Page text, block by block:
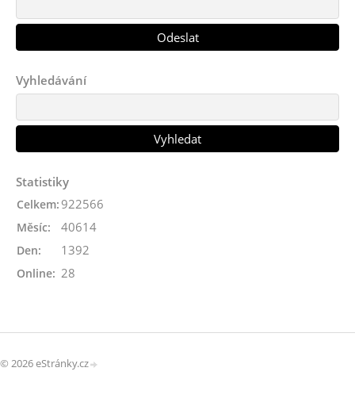
Vyhledávání
Statistiky
Online: 28
Celkem: 922566
Měsíc: 40614
Den: 1392
© 2026 eStránky.cz